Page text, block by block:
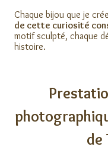
Chaque bijou que je
de cette curiosité
motif sculpté, chaque
histoire.
de